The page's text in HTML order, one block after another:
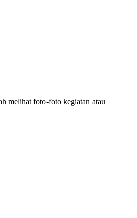
melihat foto-foto kegiatan atau